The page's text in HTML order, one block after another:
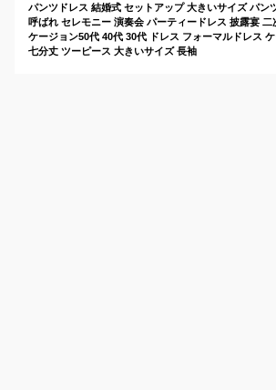
パンツドレス 結婚式 セットアップ 大きいサイズ パン
呼ばれ セレモニー 演奏会 パーティードレス 披露宴
ケージョン50代 40代 30代 ドレス フォーマルドレス
七分丈 ツーピース 大きいサイズ 長袖